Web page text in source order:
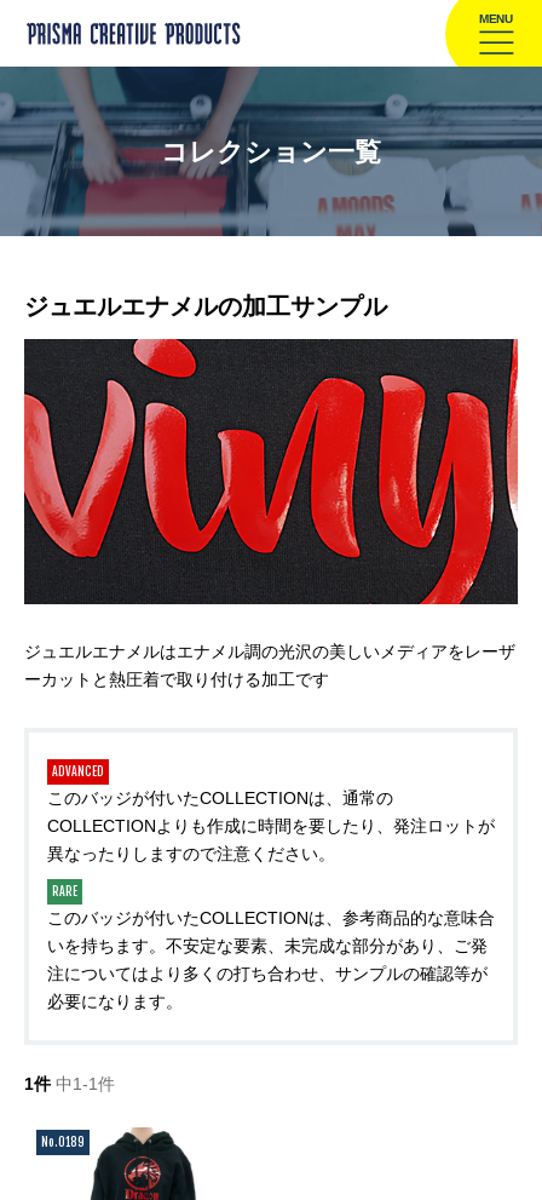
MENU
コレクション一覧
ジュエルエナメルの加工サンプル
ジュエルエナメルはエナメル調の光沢の美しいメディアをレーザ
ーカットと熱圧着で取り付ける加工です
ADVANCED
このバッジが付いたCOLLECTIONは、通常の
COLLECTIONよりも作成に時間を要したり、発注ロットが
異なったりしますので注意ください。
RARE
このバッジが付いたCOLLECTIONは、参考商品的な意味合
いを持ちます。不安定な要素、未完成な部分があり、ご発
注についてはより多くの打ち合わせ、サンプルの確認等が
必要になります。
1件 中1-1件
No.0189